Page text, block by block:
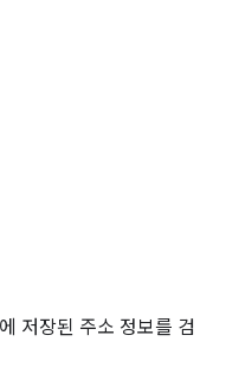
저장된 주소 정보를 검